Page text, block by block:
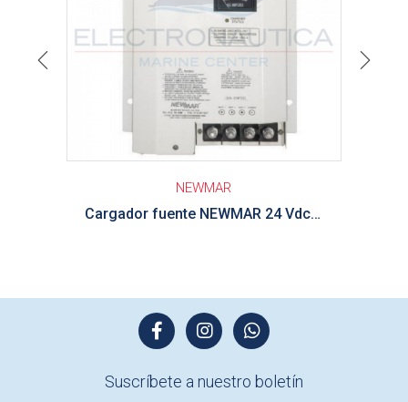
NEWMAR
Cargador fuente NEWMAR 24 Vdc 20Amp 3 Bancos
Previous Next
Suscríbete a nuestro boletín